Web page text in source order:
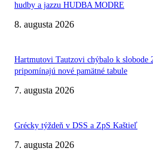
hudby a jazzu HUDBA MODRE
8. augusta 2026
Hartmutovi Tautzovi chýbalo k
pripomínajú nové pamätné tabule
7. augusta 2026
Grécky týždeň v DSS a ZpS Kaštieľ
7. augusta 2026